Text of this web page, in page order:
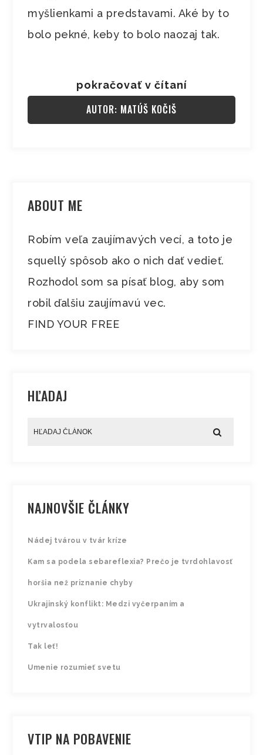
myšlienkami a predstavami. Aké by to
bolo pekné, keby to bolo naozaj tak.
pokračovať v čítaní
AUTOR: MATÚŠ KOČIŠ
ABOUT ME
Robím veľa zaujímavých vecí, a toto je
squellý spôsob ako o nich dať vedieť.
Rozhodol som sa písať blog, aby som
robil ďalšiu zaujímavú vec.
FIND YOUR FREE
HĽADAJ
NAJNOVŠIE ČLÁNKY
Nádej tvárou v tvár kríze
Kam sa podela sebareflexia? Prečo je tvrdohlavosť
horšia než priznanie chyby
Ukrajinský konflikt: Medzi vyčerpaním a
vytrvalosťou
Tak leť!
Umenie rozumieť svetu
VTIP NA POBAVENIE